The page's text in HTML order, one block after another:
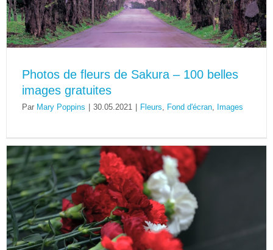
Photos de fleurs de Sakura – 100 belles
images gratuites
Par Mary Poppins | 30.05.2021 | Fleurs Fond d'écran Images